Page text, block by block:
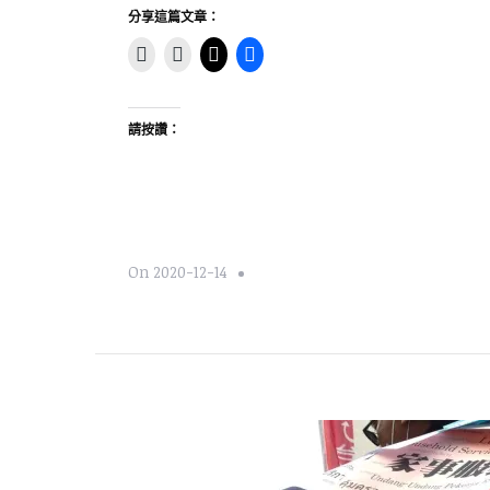
分享這篇文章：
請按讚：
On 2020-12-14